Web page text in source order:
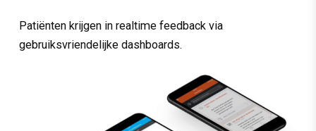
Patiënten krijgen in realtime feedback via
gebruiksvriendelijke dashboards.